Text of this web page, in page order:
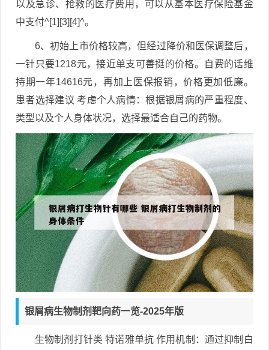
以及急诊、抢救的医疗费用，可以从基本医疗保险基金
中支付^[1][3][4]^。
6、初始上市价格较高，但经过降价和医保调整后，
一针只要1218元，接近单支可善挺的价格。自费的话维
持期一年14616元，再加上医保报销，价格更加低廉。
患者选择建议 考虑个人病情：根据银屑病的严重程度、
类型以及个人身体状况，选择最适合自己的药物。
银屑病生物制剂靶向药一览-2025年版
生物制剂打针类 特诺雅单抗 作用机制：通过抑制白